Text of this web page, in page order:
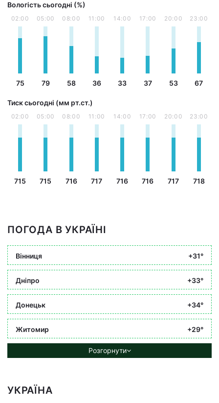
Вологість сьогодні (%)
02:00
75
05:00
79
08:00
58
11:00
36
14:00
33
17:00
37
20:00
53
23:00
67
Тиск сьогодні (мм рт.ст.)
02:00
715
05:00
715
08:00
716
11:00
717
14:00
716
17:00
716
20:00
717
23:00
718
ПОГОДА В УКРАЇНІ
Вінниця +31°
Дніпро +33°
Донецьк +34°
Житомир +29°
Розгорнути
УКРАЇНА